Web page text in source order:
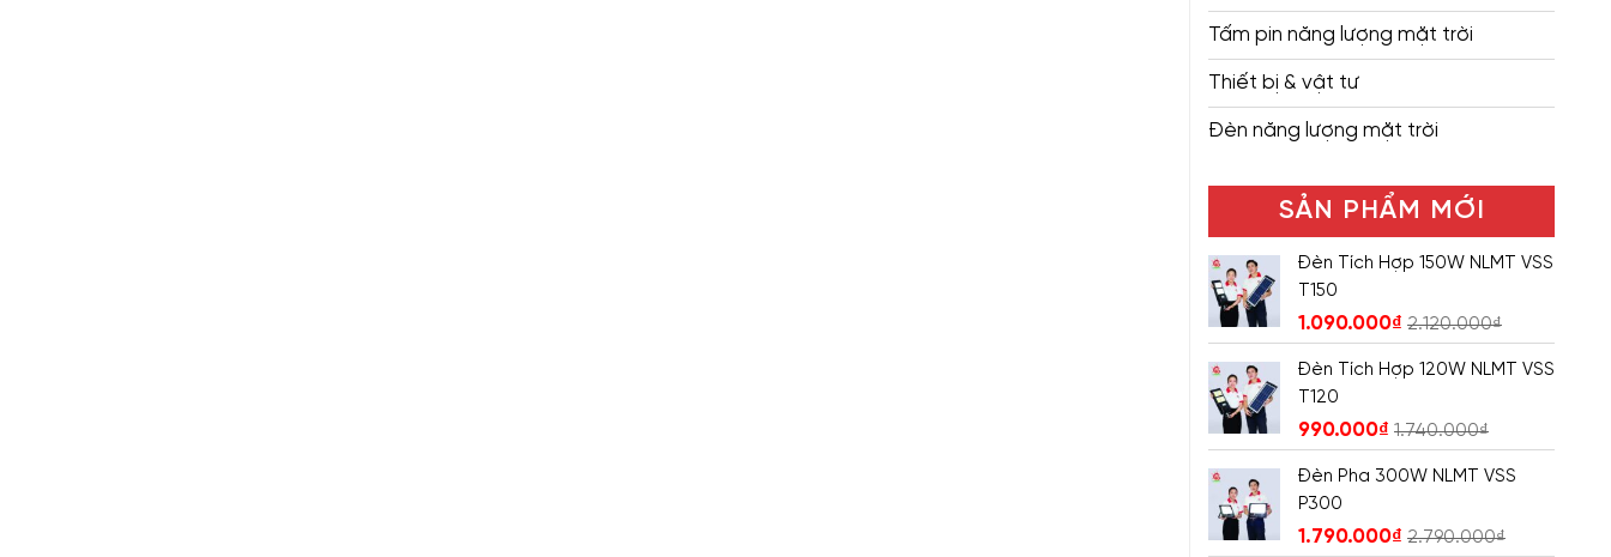
Tấm pin năng lượng mặt trời
Thiết bị & vật tư
Đèn năng lượng mặt trời
SẢN PHẨM MỚI
Đèn Tích Hợp 150W NLMT VSS
T150
1.090.000₫ 2.120.000₫
Đèn Tích Hợp 120W NLMT VSS
T120
990.000₫ 1.740.000₫
Đèn Pha 300W NLMT VSS
P300
1.790.000₫ 2.790.000₫